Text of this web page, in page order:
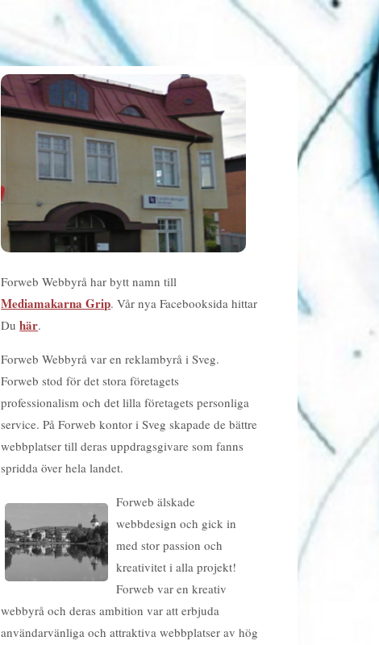
Forweb Webbyrå har bytt namn till
Mediamakarna Grip. Vår nya Facebooksida hittar
Duhär.
Forweb Webbyrå var en reklambyrå i Sveg.
Forweb stod för det stora företagets
professionalism och det lilla företagets personliga
service. På Forweb kontor i Sveg skapade de bättre
webbplatser till deras uppdragsgivare som fanns
spridda över hela landet.
Forweb älskade
webbdesign och gick in
med stor passion och
kreativitet i alla projekt!
Forweb var en kreativ
webbyrå och deras ambition var att erbjuda
användarvänliga och attraktiva webbplatser av hög